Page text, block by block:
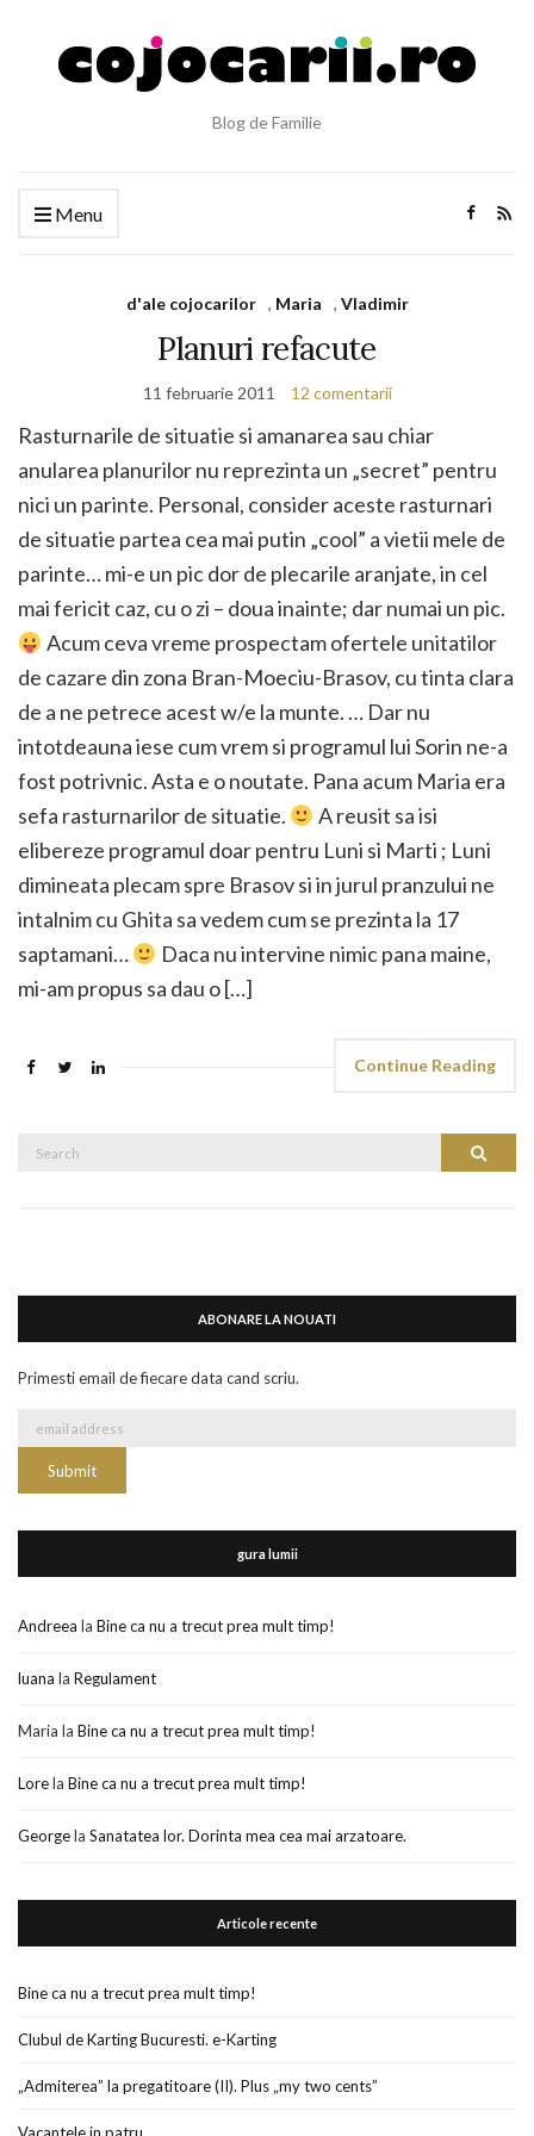
Blog de Familie
Menu
d'ale cojocarilor , Maria , Vladimir
Planuri refacute
11 februarie 2011 12 comentarii
Rasturnarile de situatie si amanarea sau chiar
anularea planurilor nu reprezinta un „secret” pentru
nici un parinte. Personal, consider aceste rasturnari
de situatie partea cea mai putin „cool” a vietii mele de
parinte… mi-e un pic dor de plecarile aranjate, in cel
mai fericit caz, cu o zi – doua inainte; dar numai un pic.
Acum ceva vreme prospectam ofertele unitatilor
de cazare din zona Bran-Moeciu-Brasov, cu tinta clara
de a ne petrece acest w/e la munte. … Dar nu
intotdeauna iese cum vrem si programul lui Sorin ne-a
fost potrivnic. Asta e o noutate. Pana acum Maria era
sefa rasturnarilor de situatie.
A reusit sa isi
elibereze programul doar pentru Luni si Marti ; Luni
dimineata plecam spre Brasov si in jurul pranzului ne
intalnim cu Ghita sa vedem cum se prezinta la 17
saptamani…
Daca nu intervine nimic pana maine,
mi-am propus sa dau o […]
Continue Reading
Search
ABONARE LA NOUATI
Primesti email de fiecare data cand scriu.
gura lumii
Andreea la Bine ca nu a trecut prea mult timp!
luana la Regulament
Maria la Bine ca nu a trecut prea mult timp!
Lorela Bine ca nu a trecut prea mult timp!
Georgela Sanatatea lor. Dorinta mea cea mai arzatoare.
Articole recente
Bine ca nu a trecut prea mult timp!
Clubul de Karting Bucuresti. e-Karting
„Admiterea” la pregatitoare (II). Plus „my two cents”